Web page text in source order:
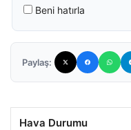
Beni hatırla
Paylaş:
Hava Durumu